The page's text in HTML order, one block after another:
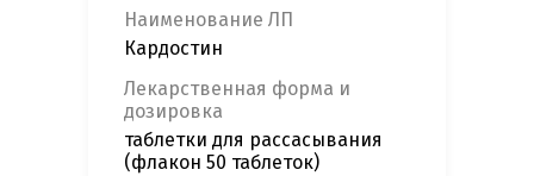
Наименование ЛП
Кардостин
Лекарственная форма и
дозировка
таблетки для рассасывания
(флакон 50 таблеток)